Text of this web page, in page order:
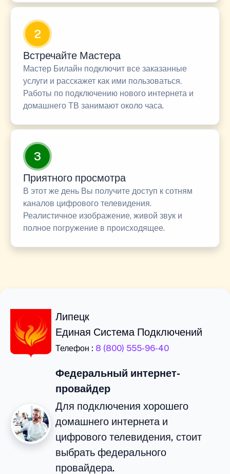
2
Встречайте Мастера
Мастер Билайн подключит все заказанные
услуги и расскажет как ими пользоваться.
Работы по подключению нового интернета и
домашнего ТВ занимают около часа.
3
Приятного просмотра
В этот же день Вы получите доступ к сотням
каналов цифрового телевидения.
Реалистичное изображение, живой звук и
полное погружение в происходящее.
Липецк
Единая Система Подключений
Телефон : 8 (800) 555-96-40
Федеральный интернет-
провайдер
Для подключения хорошего
домашнего интернета и
цифрового телевидения, стоит
выбрать федерального
провайдера.